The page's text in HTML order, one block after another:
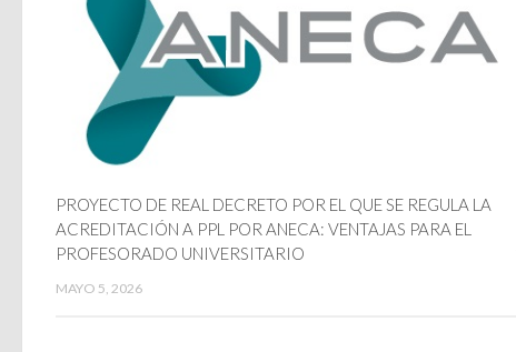
PROYECTO DE REAL DECRETO POR EL QUE SE REGULA LA
ACREDITACIÓN A PPL POR ANECA: VENTAJAS PARA EL
PROFESORADO UNIVERSITARIO
MAYO 5, 2026